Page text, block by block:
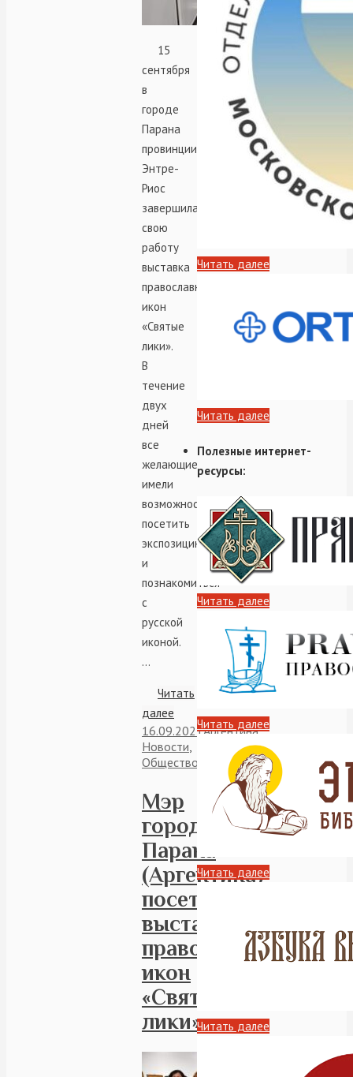
15
сентября
в
городе
Парана
провинции
Энтре-
Риос
завершила
свою
работу
выставка
православных
икон
«Святые
лики».
В
течение
двух
дней
все
желающие
имели
возможность
посетить
экспозицию
и
познакомиться
с
русской
иконой.
…
Читать
далее
16.09.2021Аргентина,
Новости,
Общество
Мэр
города
Парана
(Аргентина)
посетил
выставку
православных
икон
«Святые
лики»
Читать далее
Читать далее
Полезные интернет-
ресурсы:
Читать далее
Читать далее
Читать далее
Читать далее